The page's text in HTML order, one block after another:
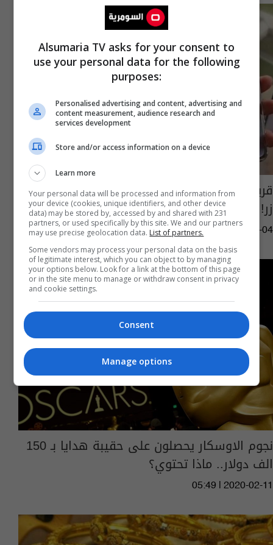
قريبا.. هاتف ذكي قادر على تغيير لونه بضغطة
زر!
11:00 | 2020-09-04
نجوم الاوسكار يحصلون على حقيبة هدايا بـ 150
الف دولار.. ماذا تحتوي؟
05:49 | 2020-02-11
Alsumaria TV asks for your consent to
use your personal data for the following
purposes:
Personalised advertising and content, advertising and
content measurement, audience research and
services development
Store and/or access information on a device
Learn more
Your personal data will be processed and information from
your device (cookies, unique identifiers, and other device
data) may be stored by, accessed by and shared with 231
partners, or used specifically by this site. We and our partners
may use precise geolocation data. List of partners.
Some vendors may process your personal data on the basis
of legitimate interest, which you can object to by managing
your options below. Look for a link at the bottom of this page
or in the site menu to manage or withdraw consent in privacy
and cookie settings.
Consent
Manage options